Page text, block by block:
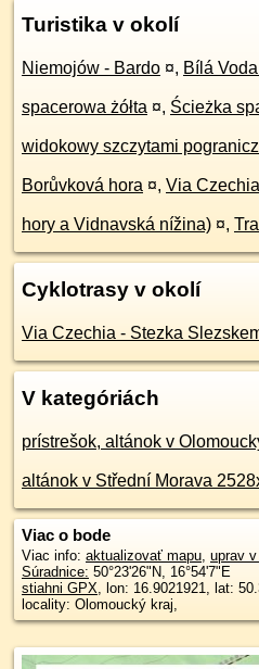
Turistika v okolí
Niemojów - Bardo ¤, Bílá
spacerowa żółta ¤, Ścieżka
widokowy szczytami
Borůvková hora ¤, Via
hory a Vidnavská nížina) ¤,
Cyklotrasy v okolí
Via Czechia - Stezka
V kategóriách
prístrešok, altánok v
altánok v Střední Morava
Viac o bode
Viac info: aktualizovať mapu, uprav
Súradnice: 50°23'26"N, 16°54'7"E
stiahni GPX, lon: 16.9021921, lat:
locality: Olomoucký kraj,